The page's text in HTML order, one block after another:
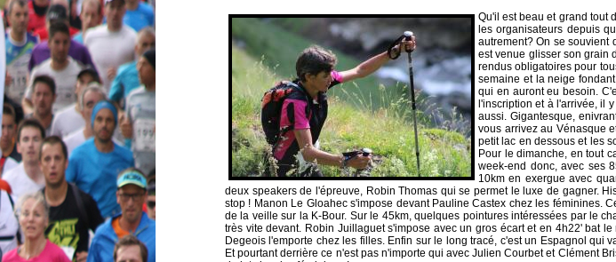
Qu'il est beau et grand tout
les organisateurs depuis
autrement? On se souvient
est venue glisser son grain
rendus obligatoires pour
semaine et la neige
qui en auront eu besoin.
l'inscription et à l'arrivée, il
aussi. Gigantesque,
vous arrivez au Vénasque
petit lac en dessous et les
Pour le dimanche, en tout
week-end donc, avec ses
10km en exergue avec
deux speakers de l'épreuve, Robin Thomas qui se permet le luxe de gagner.
stop ! Manon Le Gloahec s'impose devant Pauline Castex chez les féminines.
de la veille sur la K-Bour. Sur le 45km, quelques pointures intéressées par le
très vite devant. Robin Juillaguet s'impose avec un gros écart et en 4h22' bat
Degeois l'emporte chez les filles. Enfin sur le long tracé, c'est un Espagnol qui
Et pourtant derrière ce n'est pas n'importe qui avec Julien Courbet et Clément